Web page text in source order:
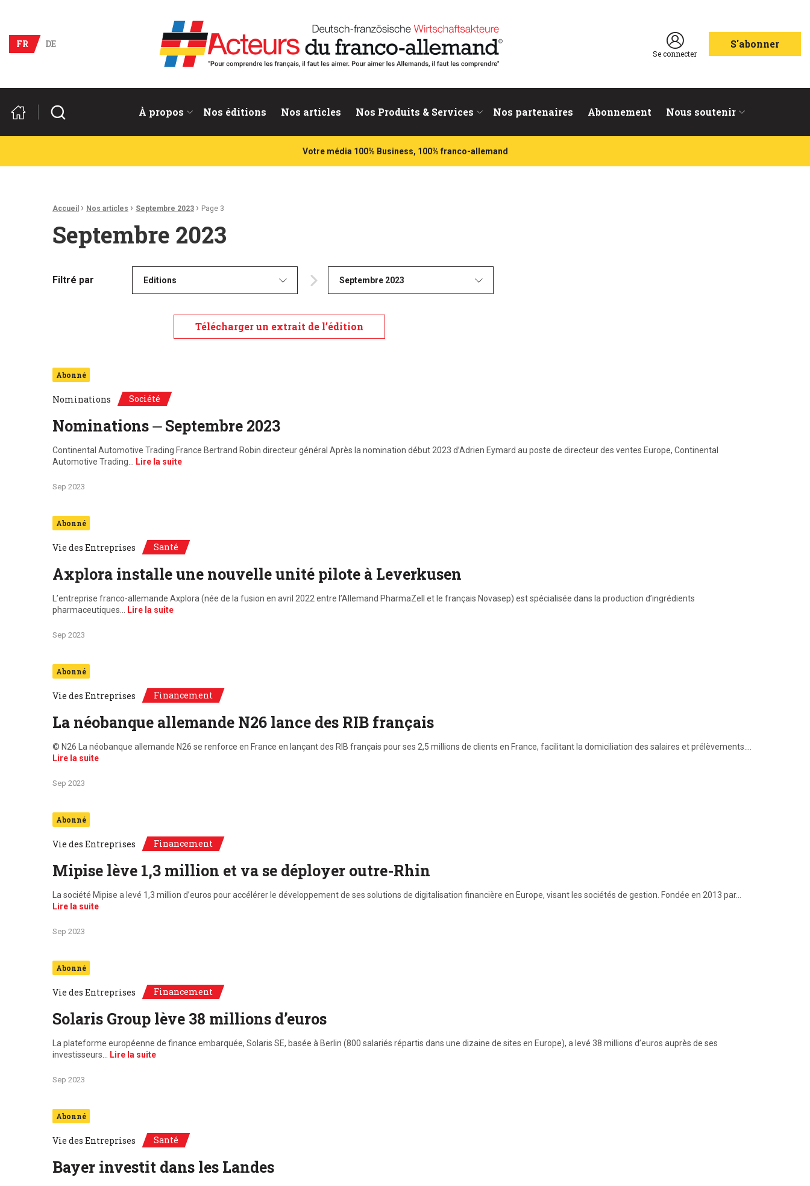
Acteurs du franco-allemand
FR
DE
Se connecter
S'abonner
À propos Nos éditions Nos articles Nos Produits & Services Nos partenaires Abonnement Nous soutenir
Rechercher
Votre média 100% Business, 100% franco-allemand
Fil d'Ariane :
Accueil › Nos articles › Septembre 2023 › Page 3
Septembre 2023
Filtré par Editions Septembre 2023
Télécharger un extrait de l’édition
Abonné
Nominations Société
Nominations ⏤ Septembre 2023
Continental Automotive Trading France Bertrand Robin directeur général Après la nomination début 2023 d’Adrien Eymard au poste de directeur des ventes Europe, Continental
Automotive Trading…
Lire la suite
Sep 2023
Abonné
Vie des Entreprises Santé
Axplora installe une nouvelle unité pilote à Leverkusen
L’entreprise franco-allemande Axplora (née de la fusion en avril 2022 entre l’Allemand PharmaZell et le français Novasep) est spécialisée dans la production d’ingrédients
pharmaceutiques…
Lire la suite
Sep 2023
Abonné
Vie des Entreprises Financement
La néobanque allemande N26 lance des RIB français
© N26 La néobanque allemande N26 se renforce en France en lançant des RIB français pour ses 2,5 millions de clients en France, facilitant la domiciliation des salaires et prélèvements.…
Lire la suite
Sep 2023
Abonné
Vie des Entreprises Financement
Mipise lève 1,3 million et va se déployer outre-Rhin
La société Mipise a levé 1,3 million d’euros pour accélérer le développement de ses solutions de digitalisation financière en Europe, visant les sociétés de gestion. Fondée en 2013 par…
Lire la suite
Sep 2023
Abonné
Vie des Entreprises Financement
Solaris Group lève 38 millions d’euros
La plateforme européenne de finance embarquée, Solaris SE, basée à Berlin (800 salariés répartis dans une dizaine de sites en Europe), a levé 38 millions d’euros auprès de ses
investisseurs…
Lire la suite
Sep 2023
Abonné
Vie des Entreprises Santé
Bayer investit dans les Landes